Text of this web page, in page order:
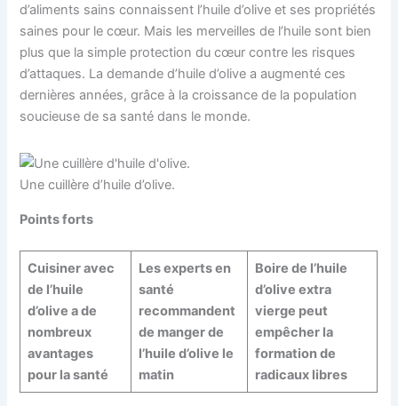
d’aliments sains connaissent l’huile d’olive et ses propriétés
saines pour le cœur. Mais les merveilles de l’huile sont bien
plus que la simple protection du cœur contre les risques
d’attaques. La demande d’huile d’olive a augmenté ces
dernières années, grâce à la croissance de la population
soucieuse de sa santé dans le monde.
Une cuillère d’huile d’olive.
Points forts
Cuisiner avec
de l’huile
d’olive a de
nombreux
avantages
pour la santé
Les experts en
santé
recommandent
de manger de
l’huile d’olive le
matin
Boire de l’huile
d’olive extra
vierge peut
empêcher la
formation de
radicaux libres